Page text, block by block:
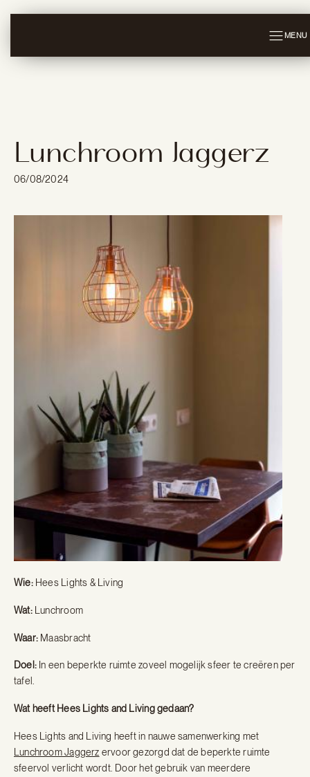
MENU
Lunchroom Jaggerz
06/08/2024
Wie: Hees Lights & Living
Wat: Lunchroom
Waar: Maasbracht
Doel: In een beperkte ruimte zoveel mogelijk sfeer te creëren per
tafel.
Wat heeft Hees Lights and Living gedaan?
Hees Lights and Living heeft in nauwe samenwerking met
Lunchroom Jaggerz ervoor gezorgd dat de beperkte ruimte
sfeervol verlicht wordt. Door het gebruik van meerdere